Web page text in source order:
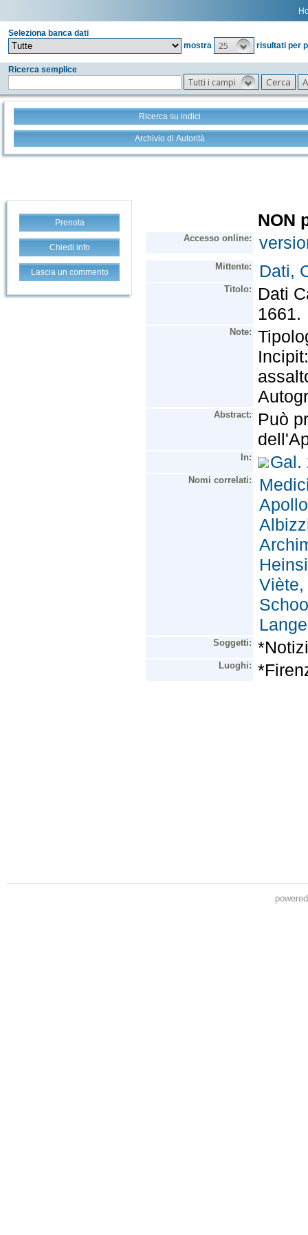
Seleziona banca dati
mostra
25 risultati per
Ricerca semplice
Tutti i campi
Ricerca su indici
Archivio di Autorità
Prenota
Chiedi info
Lascia un commento